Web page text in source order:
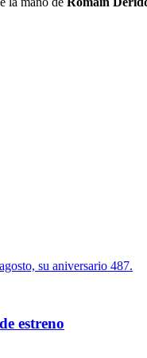
su aniversario 487.
estreno